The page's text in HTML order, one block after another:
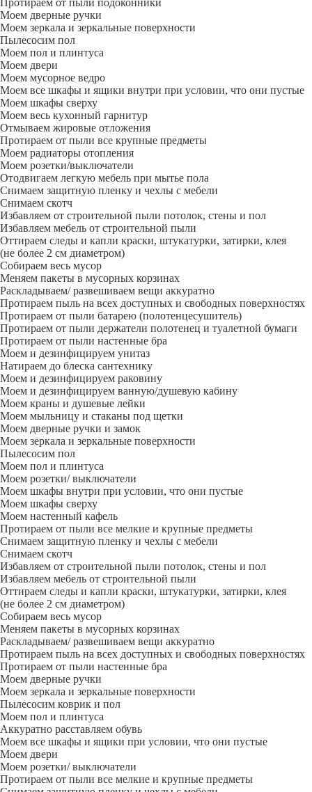
Протираем от пыли подоконники
Моем дверные ручки
Моем зеркала и зеркальные поверхности
Пылесосим пол
Моем пол и плинтуса
Моем двери
Моем мусорное ведро
Моем все шкафы и ящики внутри при условии, что они пустые
Моем шкафы сверху
Моем весь кухонный гарнитур
Отмываем жировые отложения
Протираем от пыли все крупные предметы
Моем радиаторы отопления
Моем розетки/выключатели
Отодвигаем легкую мебель при мытье пола
Снимаем защитную пленку и чехлы с мебели
Снимаем скотч
Избавляем от строительной пыли потолок, стены и пол
Избавляем мебель от строительной пыли
Оттираем следы и капли краски, штукатурки, затирки, клея
(не более 2 см диаметром)
Собираем весь мусор
Меняем пакеты в мусорных корзинах
Раскладываем/ развешиваем вещи аккуратно
Протираем пыль на всех доступных и свободных поверхностях
Протираем от пыли батарею (полотенцесушитель)
Протираем от пыли держатели полотенец и туалетной бумаги
Протираем от пыли настенные бра
Моем и дезинфицируем унитаз
Натираем до блеска сантехнику
Моем и дезинфицируем раковину
Моем и дезинфицируем ванную/душевую кабину
Моем краны и душевые лейки
Моем мыльницу и стаканы под щетки
Моем дверные ручки и замок
Моем зеркала и зеркальные поверхности
Пылесосим пол
Моем пол и плинтуса
Моем розетки/ выключатели
Моем шкафы внутри при условии, что они пустые
Моем шкафы сверху
Моем настенный кафель
Протираем от пыли все мелкие и крупные предметы
Снимаем защитную пленку и чехлы с мебели
Снимаем скотч
Избавляем от строительной пыли потолок, стены и пол
Избавляем мебель от строительной пыли
Оттираем следы и капли краски, штукатурки, затирки, клея
(не более 2 см диаметром)
Собираем весь мусор
Меняем пакеты в мусорных корзинах
Раскладываем/ развешиваем вещи аккуратно
Протираем пыль на всех доступных и свободных поверхностях
Протираем от пыли настенные бра
Моем дверные ручки
Моем зеркала и зеркальные поверхности
Пылесосим коврик и пол
Моем пол и плинтуса
Аккуратно расставляем обувь
Моем все шкафы и ящики при условии, что они пустые
Моем двери
Моем розетки/ выключатели
Протираем от пыли все мелкие и крупные предметы